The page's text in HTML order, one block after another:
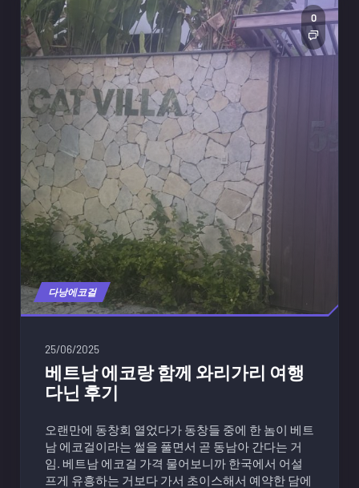
다낭에코걸
0
25/06/2025
베트남 에코랑 함께 와리가리 여행
다닌 후기
오랜만에 동창회 열었다가 동창들 중에 한 놈이 베트
남 에코걸이라는 썰을 풀면서 곧 동남아 간다는 거
임. 베트남 에코걸 가격 물어보니까 한국에서 어설
프게 유흥하는 거보다 가서 초이스해서 예약한 담에